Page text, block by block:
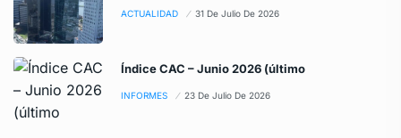
ACTUALIDAD 31 De Julio De 2026
Índice CAC – Junio 2026 (último
INFORMES 23 De Julio De 2026